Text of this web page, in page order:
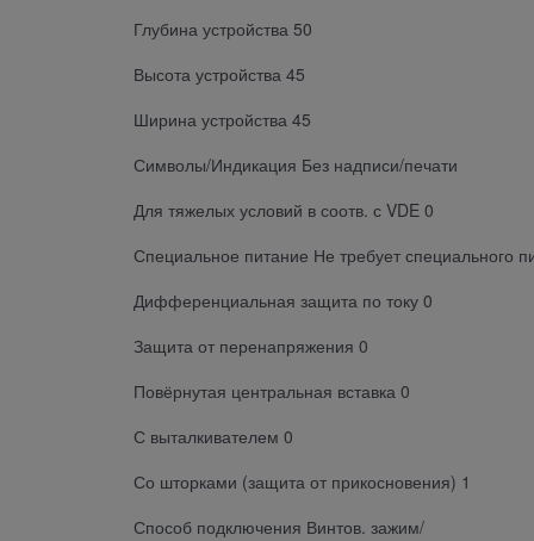
Глубина устройства 50
Высота устройства 45
Ширина устройства 45
Символы/Индикация Без надписи/печати
Для тяжелых условий в соотв. с VDE 0
Специальное питание Не требует специального
Дифференциальная защита по току 0
Защита от перенапряжения 0
Повёрнутая центральная вставка 0
С выталкивателем 0
Со шторками (защита от прикосновения) 1
Способ подключения Винтов. зажим/